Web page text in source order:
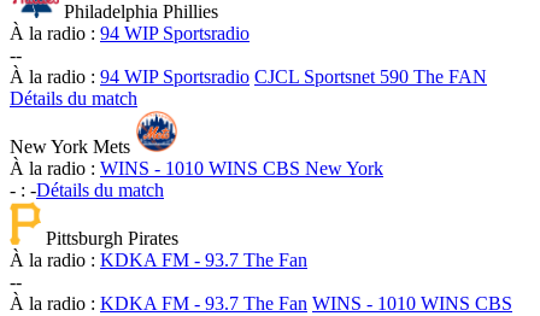
Philadelphia Phillies
À la radio : 94 WIP Sportsradio
--
À la radio : 94 WIP Sportsradio CJCL Sportsnet 590 The FAN
Détails du match
New York Mets
À la radio : WINS - 1010 WINS CBS New York
- : -Détails du match
Pittsburgh Pirates
À la radio : KDKA FM - 93.7 The Fan
--
À la radio : KDKA FM - 93.7 The Fan WINS - 1010 WINS CBS